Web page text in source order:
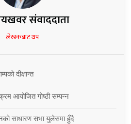
संवाददाता
लेखकबाट थप
दीक्षान्त
आयोजित गोष्ठी सम्पन्न
साधारण सभा युलेसमा हुँदै